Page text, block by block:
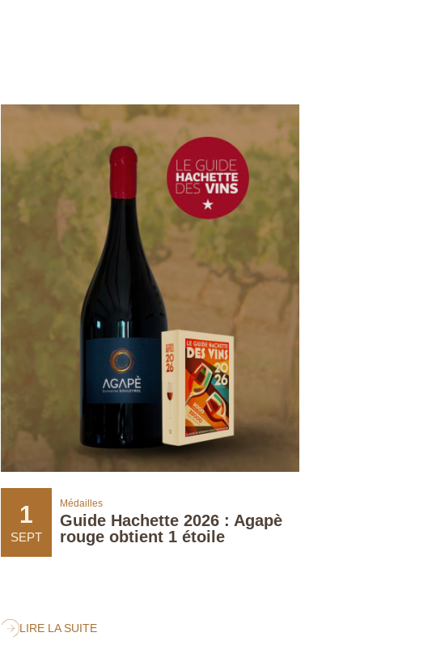
1
SEPT
Médailles
Guide Hachette 2026 : Agapè
rouge obtient 1 étoile
LIRE LA SUITE